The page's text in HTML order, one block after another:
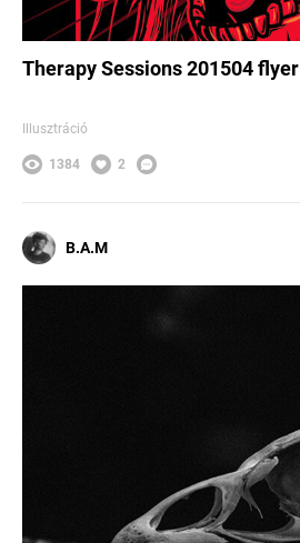
Therapy Sessions 201504 flyer
Illusztráció
1384 2
B.A.M